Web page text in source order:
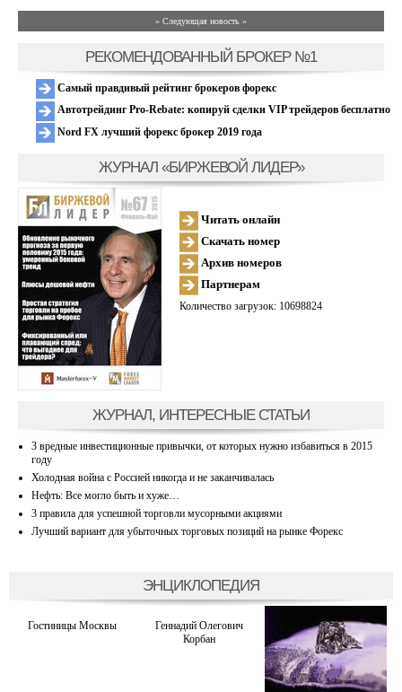
» Следующая новость »
РЕКОМЕНДОВАННЫЙ БРОКЕР №1
Самый правдивый рейтинг брокеров форекс
Автотрейдинг Pro-Rebate: копируй сделки VIP трейдеров бесплатно
Nord FX лучший форекс брокер 2019 года
ЖУРНАЛ «БИРЖЕВОЙ ЛИДЕР»
Читать онлайн
Скачать номер
Архив номеров
Партнерам
Количество загрузок: 10698824
ЖУРНАЛ, ИНТЕРЕСНЫЕ СТАТЬИ
3 вредные инвестиционные привычки, от которых нужно избавиться в 2015
году
Холодная война с Россией никогда и не заканчивалась
Нефть: Все могло быть и хуже…
3 правила для успешной торговли мусорными акциями
Лучший вариант для убыточных торговых позиций на рынке Форекс
ЭНЦИКЛОПЕДИЯ
Гостиницы Москвы
Геннадий Олегович
Корбан